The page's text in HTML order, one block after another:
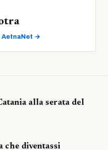
→
alla serata del
che diventassi